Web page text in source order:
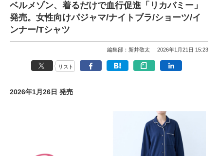
ベルメゾン、着るだけで血行促進「リカバミー」
発売。女性向けパジャマ/ナイトブラ/ショーツ/イ
ンナー/Tシャツ
編集部：新井敬太 2026年1月21日 15:23
リスト
2026年1月26日 発売